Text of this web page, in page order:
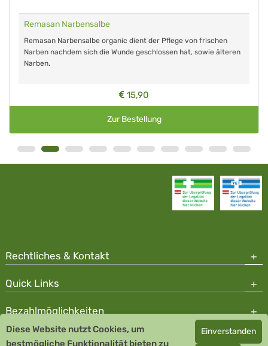
Remasan Narbensalbe
Remasan Narbensalbe organic dient der Pflege von frischen
Narben nachdem sich die Wunde geschlossen hat, sowie älteren
Narben.
15,90
Zur Bestellung
Rechtliches & Kontakt
Quick Links
Bezahlmöglichkeiten
Copyright © 2026 Team Santé Salvator Apotheke - GDP zertifiziert
Diese Website nutzt Cookies, um
bestmögliche Funktionalität bieten zu
Einverstanden